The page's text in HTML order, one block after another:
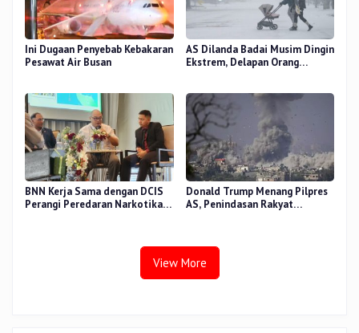
Ini Dugaan Penyebab Kebakaran
Pesawat Air Busan
AS Dilanda Badai Musim Dingin
Ekstrem, Delapan Orang
BNN Kerja Sama dengan DCIS
Perangi Peredaran Narkotika
Donald Trump Menang Pilpres
AS, Penindasan Rakyat
View More